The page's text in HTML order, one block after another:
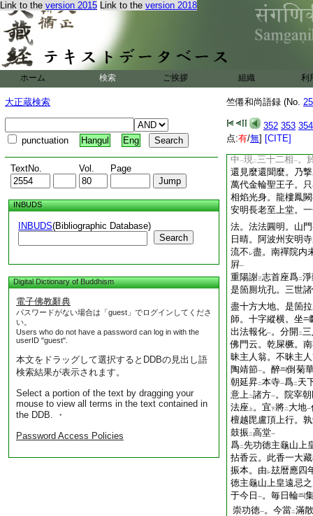
Link to the version 2015 Link to the version 2018
ホーム 検索 ご挨拶 組織 利
大正蔵検索
punctuation Hangul Eng
TextNo. Vol. Page
INBUDS
INBUDS(Bibliographic Database)
Search
Digital Dictionary of Buddhism
電子佛教辭典
パスワードがない場合は「guest」でログインしてくださ
い。
Users who do not have a password can log in with the
userID "guest".
本文をドラッグして選択するとDDBの見出し語
検索結果が表示されます。
Select a portion of the text by dragging your
mouse to view all terms in the text contained in
the DDB. ・
Password Access Policies
竺僊和尚語録 (No.
352 353 354
点:有/無] [CITE]
。不レ逐二四時凋一
之名 レ佛。亦曰
此一實餘悉非レ眞。
。一切諸佛身
百億世界
隨 風上下。倐消忽
聖。生前妙悟。深
載
。尙於 人間 現
相一 。如 二夢中事一
。
得。乃竪
起拂子
後醍醐天皇在
山僧
中一現二 三十二相一。
還見麼還聞麼。乃撃
萬代金輪聖王子。
相焰光身。龍樓鳳
安明長老至上堂。
法。法法圓明。山
日晴。阿波州安明
流不 レ盡。南禪院内
屛一
重陽謝三志首座爲二
是箇厠坑孔。三世
盡十方大地。是箇拉
師。十字縱横。坐
出法報化一。分開 二
佛門云。乾屎橛。
昧主人翁。不昧主
陶靖節一。醉
倒菊
朝延昇二本寺一爲二 天
意上二諸方一。院宰
法座 上 。宜下將二 大地一
檀越毘盧頂上行。
鼓振 二高堂一
爲二先功徳主龜山上
拈香云。此香一大
振本。由 レ玆暦應四
徳主龜山上皇遠忌
于今日 一。毎日輪
崇功徳一。今當二滿散